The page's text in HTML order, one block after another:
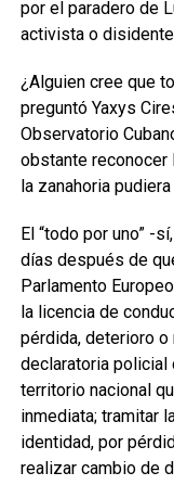
por el paradero de
activista o disidente
¿Alguien cree que
preguntó Yaxys
Observatorio
obstante reconocer
la zanahoria
El “todo por uno” -
días después de
Parlamento
la licencia de
pérdida, deterioro o
declaratoria policial
territorio nacional
inmediata; tramitar
identidad, por
realizar cambio de